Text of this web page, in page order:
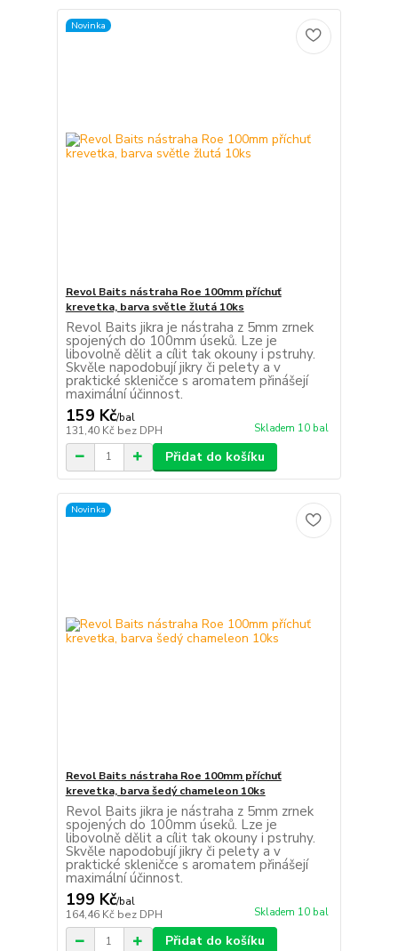
Novinka
Revol Baits nástraha Roe 100mm příchuť
krevetka, barva světle žlutá 10ks
Revol Baits jikra je nástraha z 5mm zrnek
spojených do 100mm úseků. Lze je
libovolně dělit a cílit tak okouny i pstruhy.
Skvěle napodobují jikry či pelety a v
praktické skleničce s aromatem přinášejí
maximální účinnost.
159 Kč/bal
131,40 Kč bez DPH Skladem 10 bal
Přidat do košíku
Novinka
Revol Baits nástraha Roe 100mm příchuť
krevetka, barva šedý chameleon 10ks
Revol Baits jikra je nástraha z 5mm zrnek
spojených do 100mm úseků. Lze je
libovolně dělit a cílit tak okouny i pstruhy.
Skvěle napodobují jikry či pelety a v
praktické skleničce s aromatem přinášejí
maximální účinnost.
199 Kč/bal
164,46 Kč bez DPH Skladem 10 bal
Přidat do košíku